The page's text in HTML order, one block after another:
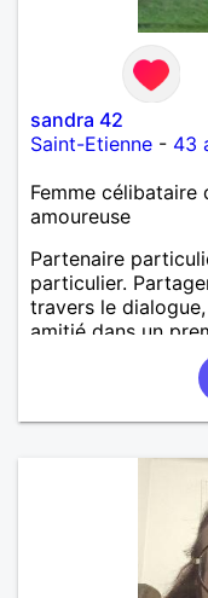
sandra 42
Saint-Etienne - 43
Femme célibataire
amoureuse
Partenaire
particulier.
travers le
amitié dans un
homme simple,